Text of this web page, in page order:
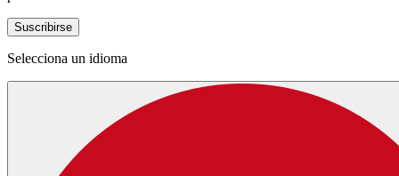
Suscribirse
Selecciona un idioma